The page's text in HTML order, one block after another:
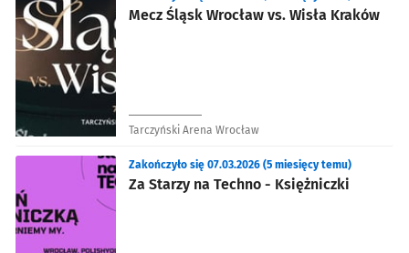
Mecz Śląsk Wrocław vs. Wisła Kraków
Tarczyński Arena Wrocław
Za Starzy na Techno - Księżniczki
Zakończyło się 07.03.2026 (5 miesięcy temu)